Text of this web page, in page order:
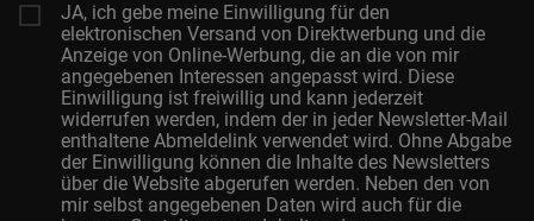
JA, ich gebe meine Einwilligung für den
elektronischen Versand von Direktwerbung und die
Anzeige von Online-Werbung, die an die von mir
angegebenen Interessen angepasst wird. Diese
Einwilligung ist freiwillig und kann jederzeit
widerrufen werden, indem der in jeder Newsletter-Mail
enthaltene Abmeldelink verwendet wird. Ohne Abgabe
der Einwilligung können die Inhalte des Newsletters
über die Website abgerufen werden. Neben den von
mir selbst angegebenen Daten wird auch für die